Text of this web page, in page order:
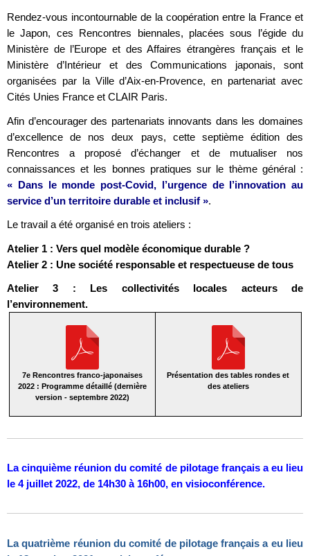
Rendez-vous incontournable de la coopération entre la France et
le Japon, ces Rencontres biennales, placées sous l’égide du
Ministère de l’Europe et des Affaires étrangères français et le
Ministère d’Intérieur et des Communications japonais, sont
organisées par la Ville d’Aix-en-Provence, en partenariat avec
Cités Unies France et CLAIR Paris.
Afin d’encourager des partenariats innovants dans les domaines
d’excellence de nos deux pays, cette septième édition des
Rencontres a proposé d’échanger et de mutualiser nos
connaissances et les bonnes pratiques sur le thème général :
« Dans le monde post-Covid, l’urgence de l’innovation au
service d’un territoire durable et inclusif ».
Le travail a été organisé en trois ateliers :
Atelier 1 : Vers quel modèle économique durable ?
Atelier 2 : Une société responsable et respectueuse de tous
Atelier 3 : Les collectivités locales acteurs de
l’environnement.
7e Rencontres franco-japonaises
2022 : Programme détaillé (dernière
version - septembre 2022)
Présentation des tables rondes et
des ateliers
La cinquième réunion du comité de pilotage français a eu lieu
le 4 juillet 2022, de 14h30 à 16h00, en visioconférence.
La quatrième réunion du comité de pilotage français a eu lieu